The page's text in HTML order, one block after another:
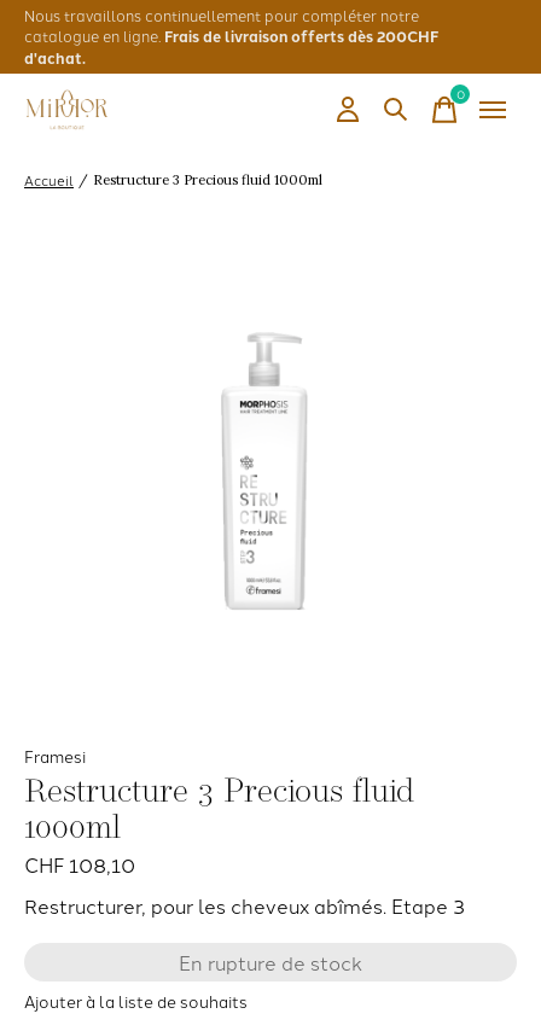
Nous travaillons continuellement pour compléter notre
catalogue en ligne. Frais de livraison offerts dès 200CHF
d'achat.
0items
Accueil / Restructure 3 Precious fluid 1000ml
Framesi
Restructure 3 Precious fluid
1000ml
CHF 108,10
Restructurer, pour les cheveux abîmés. Etape 3
En rupture de stock
Ajouter à la liste de souhaits